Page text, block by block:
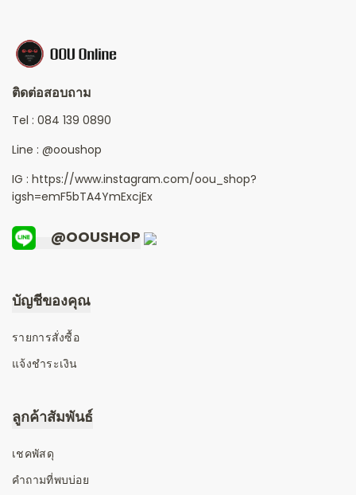
ติดต่อสอบถาม
Tel : 084 139 0890
Line : @ooushop
IG : https://www.instagram.com/oou_shop?
igsh=emF5bTA4YmExcjEx
@OOUSHOP
บัญชีของคุณ
รายการสั่งซื้อ
แจ้งชำระเงิน
ลูกค้าสัมพันธ์
เชคพัสดุ
คำถามที่พบบ่อย